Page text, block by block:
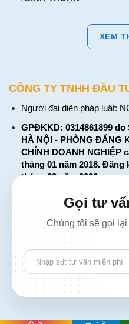
XEM
CÔNG TY TNHH ĐẦU
Người đại diện pháp luật:
GPĐKKD: 0314861899
HÀ NỘI - PHÒNG ĐĂNG
CHÍNH DOANH NGHIỆP
tháng 01 năm 2018.
tháng 03 năm 2026
226 Đường Láng, Đống Đa,
137 Đường Hòa Hưng,
Minh
Hotline: 1900 2106 - 0386
Email:
Gọi tư
Chúng tôi sẽ gọi